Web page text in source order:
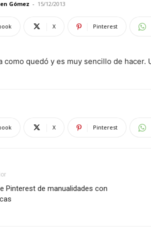
Gómez - 15/12/2013
X Pinterest
como quedó y es muy sencillo de hacer.
X Pinterest
Pinterest de manualidades con